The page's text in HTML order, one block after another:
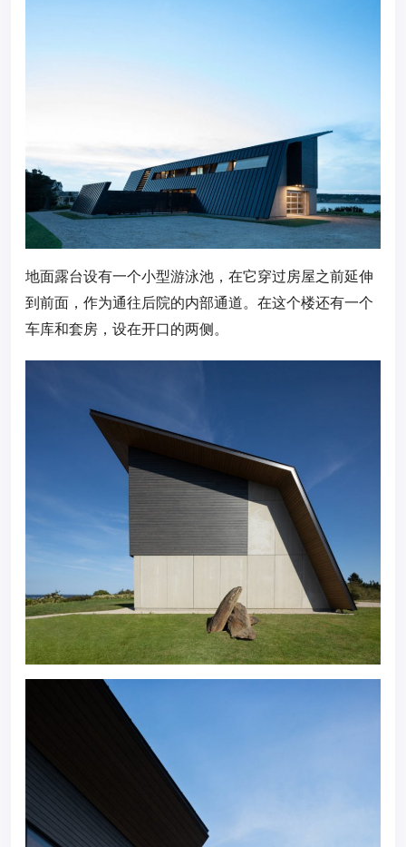
地面露台设有一个小型游泳池，在它穿过房屋之前延伸
到前面，作为通往后院的内部通道。在这个楼还有一个
车库和套房，设在开口的两侧。